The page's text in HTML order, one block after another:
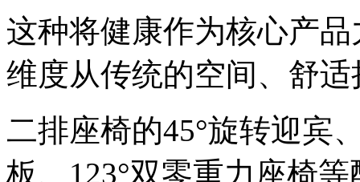
这种将健康作为核心产
维度从传统的空间、舒
二排座椅的45°旋转迎宾
板、123°双零重力座椅